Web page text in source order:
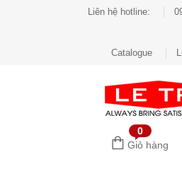
Liên hệ hotline:
Catalogue
0
Giỏ hàng